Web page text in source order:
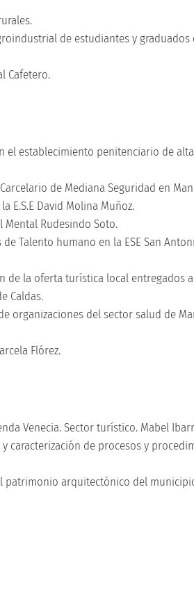
de estudiantes y graduados
Cafetero.
el establecimiento penitenciario de
de Mediana Seguridad en
E.S.E David Molina Muñoz.
Mental Rudesindo Soto.
Talento humano en la ESE San
de la oferta turística local entregados
Caldas.
organizaciones del sector salud de
Flórez.
Venecia. Sector turístico. Mabel
caracterización de procesos y
patrimonio arquitectónico del